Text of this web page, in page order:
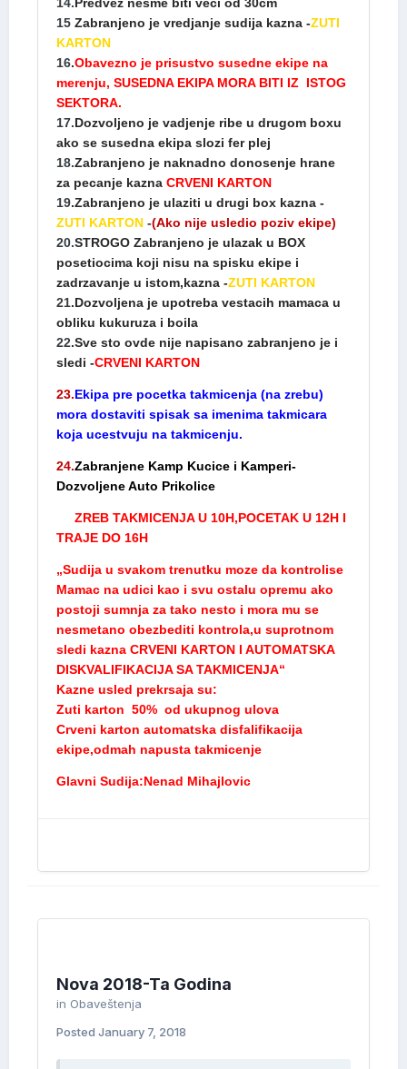
15 Zabranjeno je vredjanje sudija kazna -ZUTI
KARTON
16.Obavezno je prisustvo susedne ekipe na
merenju, SUSEDNA EKIPA MORA BITI IZ ISTOG
SEKTORA.
17.Dozvoljeno je vadjenje ribe u drugom boxu
ako se susedna ekipa slozi fer plej
18.Zabranjeno je naknadno donosenje hrane
za pecanje kazna CRVENI KARTON
19.Zabranjeno je ulaziti u drugi box kazna -
ZUTI KARTON -(Ako nije usledio poziv ekipe)
20.STROGO Zabranjeno je ulazak u BOX
posetiocima koji nisu na spisku ekipe i
zadrzavanje u istom,kazna -ZUTI KARTON
21.Dozvoljena je upotreba vestacih mamaca u
obliku kukuruza i boila
22.Sve sto ovde nije napisano zabranjeno je i
sledi -CRVENI KARTON
23.Ekipa pre pocetka takmicenja (na zrebu)
mora dostaviti spisak sa imenima takmicara
koja ucestvuju na takmicenju.
24.Zabranjene Kamp Kucice i Kamperi-
Dozvoljene Auto Prikolice
ZREB TAKMICENJA U 10H,POCETAK U 12H I
TRAJE DO 16H
„Sudija u svakom trenutku moze da kontrolise
Mamac na udici kao i svu ostalu opremu ako
postoji sumnja za tako nesto i mora mu se
nesmetano obezbediti kontrola,u suprotnom
sledi kazna CRVENI KARTON I AUTOMATSKA
DISKVALIFIKACIJA SA TAKMICENJA“
Kazne usled prekrsaja su:
Zuti karton 50% od ukupnog ulova
Crveni karton automatska disfalifikacija
ekipe,odmah napusta takmicenje
Glavni Sudija:Nenad Mihajlovic
Nova 2018-Ta Godina
in Obaveštenja
Posted January 7, 2018